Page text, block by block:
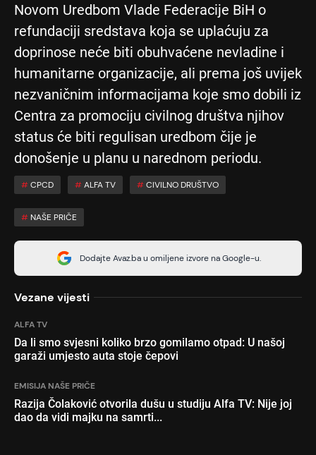
Novom Uredbom Vlade Federacije BiH o
refundaciji sredstava koja se uplaćuju za
doprinose neće biti obuhvaćene nevladine i
humanitarne organizacije, ali prema još uvijek
nezvaničnim informacijama koje smo dobili iz
Centra za promociju civilnog društva njihov
status će biti regulisan uredbom čije je
donošenje u planu u narednom periodu.
#CPCD #ALFA TV #CIVILNO DRUŠTVO
# NAŠE PRIČE
Dodajte Avaz.ba u omiljene izvore na Google-u.
Vezane vijesti
ALFA TV
Da li smo svjesni koliko brzo gomilamo otpad: U našoj
garaži umjesto auta stoje čepovi
EMISIJA NAŠE PRIČE
Razija Čolaković otvorila dušu u studiju Alfa TV: Nije joj
dao da vidi majku na samrti...